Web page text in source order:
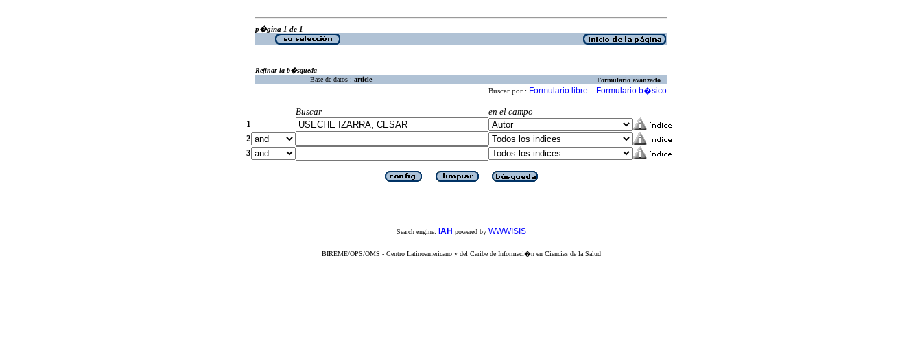
p�gina 1 de 1
Refinar la b�squeda
Base de datos : article Formulario avanzado
Buscar por : Formulario libre Formulario b�sico
Buscar
en el campo
1
2
3
Search engine: iAH powered by WWWISIS
BIREME/OPS/OMS - Centro Latinoamericano y del Caribe de Informaci�n en Ciencias de la Salud